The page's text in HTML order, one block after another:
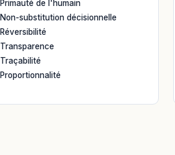
Primauté de l'humain
Non-substitution décisionnelle
Réversibilité
Transparence
Traçabilité
Proportionnalité